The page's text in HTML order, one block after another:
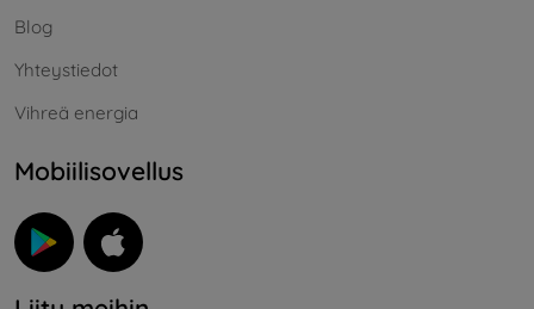
Blog
Yhteystiedot
Vihreä energia
Mobiilisovellus